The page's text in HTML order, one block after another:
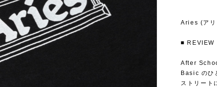
Aries (ア
■
After
Basic のひ
ストリート